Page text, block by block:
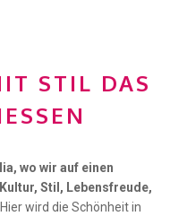
STIL DAS
wo wir auf einen
Stil, Lebensfreude,
Hier wird die Schönheit in